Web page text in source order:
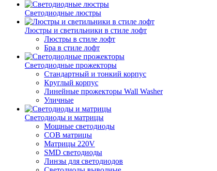
Светодиодные люстры
Люстры и светильники в стиле лофт
Люстры в стиле лофт
Бра в стиле лофт
Светодиодные прожекторы
Стандартный и тонкий корпус
Круглый корпус
Линейные прожекторы Wall Washer
Уличные
Светодиоды и матрицы
Мощные светодиоды
COB матрицы
Матрицы 220V
SMD светодиоды
Линзы для светодиодов